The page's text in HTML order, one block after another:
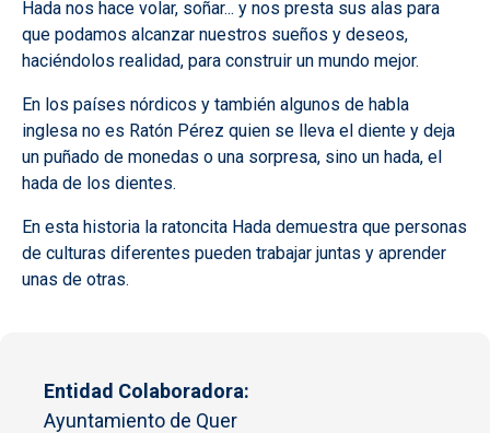
Hada nos hace volar, soñar... y nos presta sus alas para
que podamos alcanzar nuestros sueños y deseos,
haciéndolos realidad, para construir un mundo mejor.
En los países nórdicos y también algunos de habla
inglesa no es Ratón Pérez quien se lleva el diente y deja
un puñado de monedas o una sorpresa, sino un hada, el
hada de los dientes.
En esta historia la ratoncita Hada demuestra que personas
de culturas diferentes pueden trabajar juntas y aprender
unas de otras.
Entidad Colaboradora
Ayuntamiento de Quer